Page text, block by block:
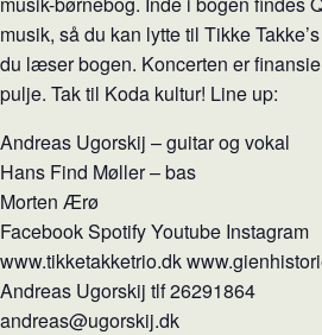
musik, så du kan lytte til Tikke
du læser bogen. Koncerten er
pulje. Tak til Koda kultur! Line up:
Andreas Ugorskij – guitar og vokal
Hans Find Møller – bas
Morten Ærø
Facebook Spotify Youtube Instagram
www.tikketakketrio.dk
Andreas Ugorskij tlf 26291864
andreas@ugorskij.dk